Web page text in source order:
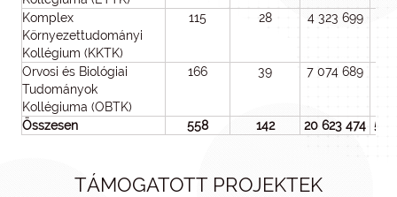
Komplex
Környezettudományi
Kollégium (KKTK)
115 28 4 323 699
Orvosi és Biológiai
Tudományok
Kollégiuma (OBTK)
166 39 7 074 689
Összesen 558 142 20 623 474 5
TÁMOGATOTT PROJEKTEK